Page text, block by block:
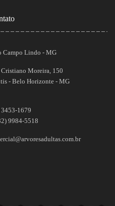
Campo Lindo - MG
Cristiano Moreira, 150
- Belo Horizonte - MG
1679
9984-5518